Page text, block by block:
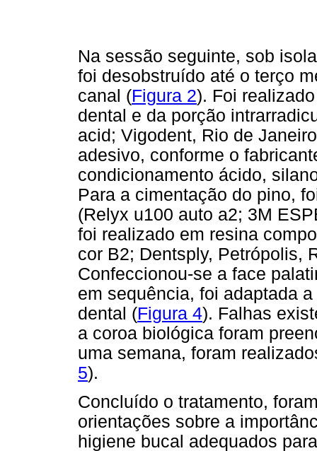
Na sessão seguinte, sob
foi desobstruído até o terço
canal (Figura 2). Foi
dental e da porção
acid; Vigodent, Rio de
adesivo, conforme o
condicionamento ácido,
Para a cimentação do pino,
(Relyx u100 auto a2; 3M
foi realizado em resina
cor B2; Dentsply, Petrópolis,
Confeccionou-se a face
em sequência, foi adaptada
dental (Figura 4). Falhas
a coroa biológica foram
uma semana, foram
5).
Concluído o tratamento,
orientações sobre a
higiene bucal adequados